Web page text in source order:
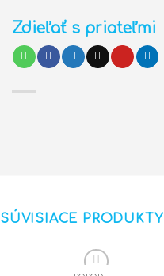
Zdieľať s priateľmi
SÚVISIACE PRODUKTY